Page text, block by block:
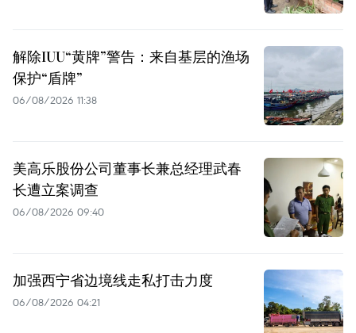
解除IUU“黄牌”警告：来自基层的渔场
保护“盾牌”
06/08/2026 11:38
美高乐股份公司董事长兼总经理武春
长遭立案调查
06/08/2026 09:40
加强西宁省边境线走私打击力度
06/08/2026 04:21